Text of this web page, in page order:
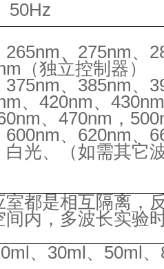
50Hz
265nm、275nm、
（独立控制器）
375nm、385nm、
、420nm、
、470nm，
600nm、620nm、
白光、（如需其它
室都是相互隔离，
间内，多波长实验
、30ml、50ml